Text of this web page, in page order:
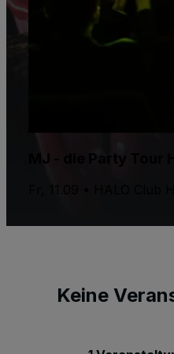
MJ - die Party Tour
Keine